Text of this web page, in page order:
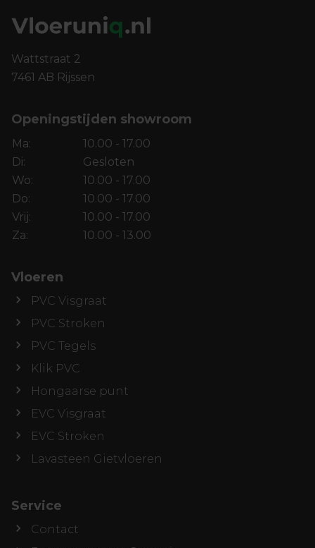
Wattstraat 2
7461 AB Rijssen
Openingstijden showroom
Ma:
10.00 - 17.00
Di:
Gesloten
Wo:
10.00 - 17.00
Do:
10.00 - 17.00
Vrij:
10.00 - 17.00
Za:
10.00 - 13.00
Vloeren
PVC Visgraat
PVC Stroken
PVC Tegels
Klik PVC
Hongaarse punt
EVC Visgraat
EVC Stroken
Lavasteen Gietvloeren
Service
Contact